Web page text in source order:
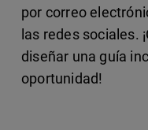
por correo
las redes sociales.
diseñar una guía
oportunidad!